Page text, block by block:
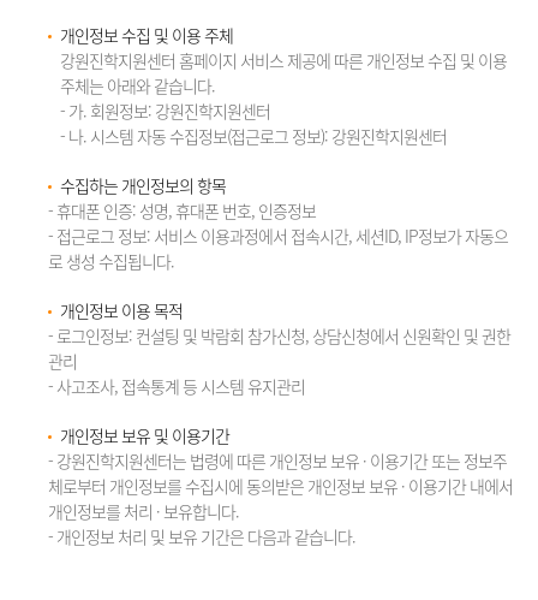
개인정보 수집 및 이용 주체
강원진학지원센터 홈페이지 서비스 제공에 따른 개인정보 수집 및 이용
주체는 아래와 같습니다.
- 가. 회원정보: 강원진학지원센터
- 나. 시스템 자동 수집정보(접근로그 정보): 강원진학지원센터
수집하는 개인정보의 항목
- 휴대폰 인증: 성명, 휴대폰 번호, 인증정보
- 접근로그 정보: 서비스 이용과정에서 접속시간, 세션ID, IP정보가 자동으
로 생성 수집됩니다.
개인정보 이용 목적
- 로그인정보: 컨설팅 및 박람회 참가신청, 상담신청에서 신원확인 및 권한
관리
- 사고조사, 접속통계 등 시스템 유지관리
개인정보 보유 및 이용기간
- 강원진학지원센터는 법령에 따른 개인정보 보유 · 이용기간 또는 정보주
체로부터 개인정보를 수집시에 동의받은 개인정보 보유 · 이용기간 내에서
개인정보를 처리 · 보유합니다.
- 개인정보 처리 및 보유 기간은 다음과 같습니다.